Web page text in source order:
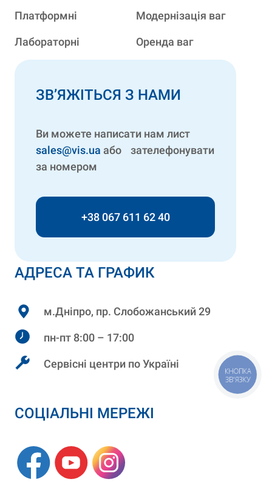
АДРЕСА ТА ГРАФИК
м.Дніпро, пр. Слобожанський 29
пн-пт 8:00 – 17:00
Сервісні центри по Україні
СОЦІАЛЬНІ МЕРЕЖІ
Платформні
Лабораторні
Модернізація ваг
Оренда ваг
ЗВ’ЯЖІТЬСЯ З НАМИ
Ви можете написати нам лист
sales@vis.ua або зателефонувати
за номером
+38 067 611 62 40
КНОПКА
ЗВ'ЯЗКУ